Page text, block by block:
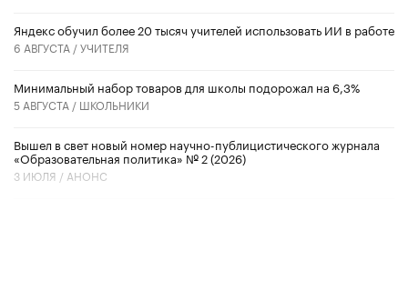
​Яндекс обучил более 20 тысяч учителей использовать ИИ в работе
6 АВГУСТА /УЧИТЕЛЯ
Минимальный набор товаров для школы подорожал на 6,3%
5 АВГУСТА / ШКОЛЬНИКИ
Вышел в свет новый номер научно-публицистического журнала
«Образовательная политика» № 2 (2026)
3 ИЮЛЯ / АНОНС